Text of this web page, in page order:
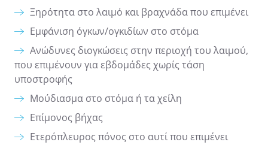
Ξηρότητα στο λαιμό και βραχνάδα που επιμένει
Εμφάνιση όγκων/ογκιδίων στο στόμα
Ανώδυνες διογκώσεις στην περιοχή του λαιμού,
που επιμένουν για εβδομάδες χωρίς τάση
υποστροφής
Μούδιασμα στο στόμα ή τα χείλη
Επίμονος βήχας
Ετερόπλευρος πόνος στο αυτί που επιμένει